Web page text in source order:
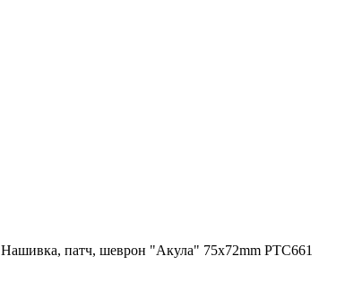
Нашивка, патч, шеврон "Акула" 75x72mm PTC661